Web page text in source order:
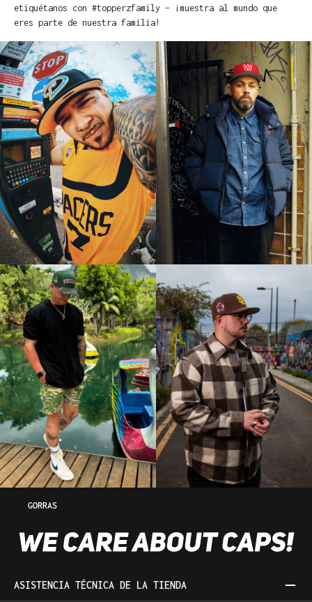
etiquétanos con #topperzfamily – ¡muestra al mundo que
eres parte de nuestra familia!
GORRAS
ASISTENCIA TÉCNICA DE LA TIENDA